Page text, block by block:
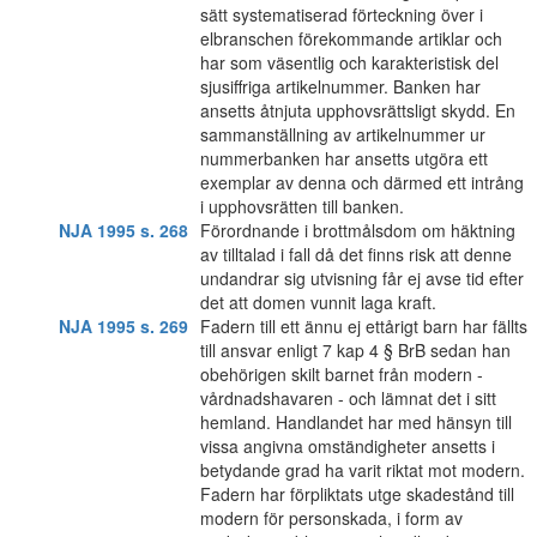
sätt systematiserad förteckning över i
elbranschen förekommande artiklar och
har som väsentlig och karakteristisk del
sjusiffriga artikelnummer. Banken har
ansetts åtnjuta upphovsrättsligt skydd. En
sammanställning av artikelnummer ur
nummerbanken har ansetts utgöra ett
exemplar av denna och därmed ett intrång
i upphovsrätten till banken.
NJA 1995 s. 268 Förordnande i brottmålsdom om häktning
av tilltalad i fall då det finns risk att denne
undandrar sig utvisning får ej avse tid efter
det att domen vunnit laga kraft.
NJA 1995 s. 269 Fadern till ett ännu ej ettårigt barn har fällts
till ansvar enligt 7 kap 4 § BrB sedan han
obehörigen skilt barnet från modern -
vårdnadshavaren - och lämnat det i sitt
hemland. Handlandet har med hänsyn till
vissa angivna omständigheter ansetts i
betydande grad ha varit riktat mot modern.
Fadern har förpliktats utge skadestånd till
modern för personskada, i form av